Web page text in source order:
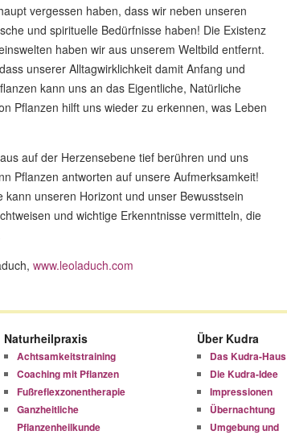
vergessen haben, dass wir neben unseren
und spirituelle Bedürfnisse haben! Die Existenz
haben wir aus unserem Weltbild entfernt.
unserer Alltagwirklichkeit damit Anfang und
kann uns an das Eigentliche, Natürliche
Pflanzen hilft uns wieder zu erkennen, was Leben
auf der Herzensebene tief berühren und uns
Pflanzen antworten auf unsere Aufmerksamkeit!
unseren Horizont und unser Bewusstsein
und wichtige Erkenntnisse vermitteln, die
www.leoladuch.com
Naturheilpraxis
Achtsamkeitstraining
Coaching mit Pflanzen
Fußreflexzonentherapie
Ganzheitliche
Pflanzenheilkunde
Über Kudra
Das Kudra-Haus
Die Kudra-Idee
Impressionen
Übernachtung
Umgebung und